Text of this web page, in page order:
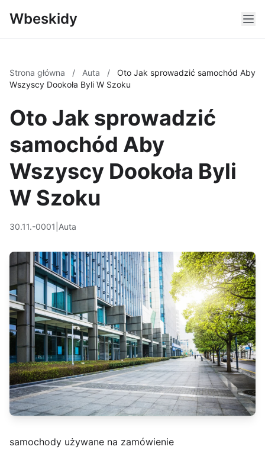
Wbeskidy
Strona główna / Auta /
Oto Jak sprowadzić samochód Aby
Wszyscy Dookoła Byli W Szoku
Oto Jak sprowadzić
samochód Aby
Wszyscy Dookoła Byli
W Szoku
30.11.-0001 Auta
samochody używane na zamówienie